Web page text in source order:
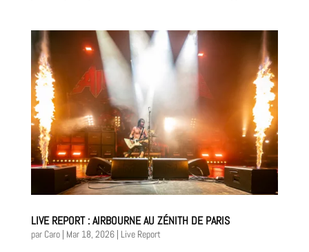
LIVE REPORT : AIRBOURNE AU ZÉNITH DE PARIS
par Caro| Mar 18, 2026| Live Report